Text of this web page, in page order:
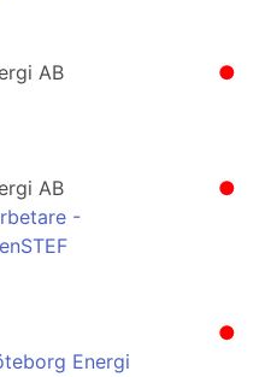
●
AB
●
AB
-
●
Energi